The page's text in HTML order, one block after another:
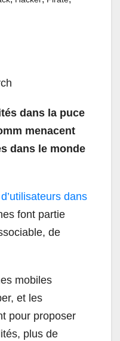
dans la puce
menacent
dans le monde
dans
font partie
de
mobiles
et les
pour proposer
plus de